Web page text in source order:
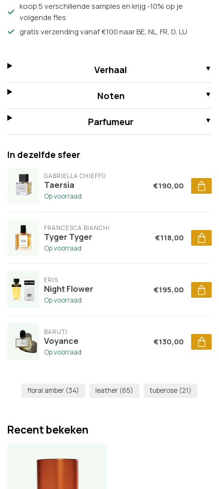
koop 5 verschillende samples en krijg -10% op je
volgende fles
gratis verzending vanaf €100 naar BE, NL, FR, D, LU
Verhaal
Noten
Parfumeur
In dezelfde sfeer
GABRIELLA CHIEFFO
Taersìa
Op voorraad
€190,00
FRANCESCA BIANCHI
Tyger Tyger
Op voorraad
€118,00
ERIS
Night Flower
Op voorraad
€195,00
BARUTI
Voyance
Op voorraad
€130,00
floral amber (34) leather (65) tuberose (21)
Recent bekeken